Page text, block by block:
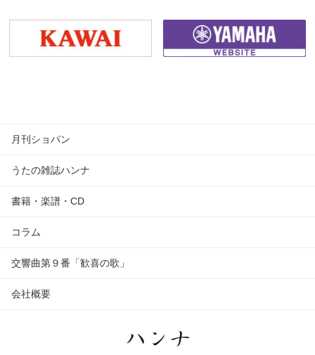
月刊ショパン
うたの雑誌ハンナ
書籍・楽譜・CD
コラム
交響曲第９番「歓喜の歌」
会社概要